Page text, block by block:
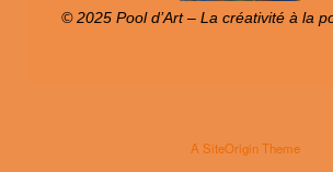
© 2025 Pool d’Art – La créativité à la
A SiteOriginTheme